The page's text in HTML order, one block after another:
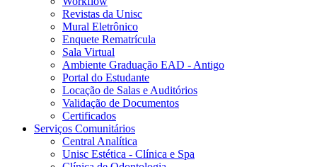
Revistas da Unisc
Mural Eletrônico
Enquete Rematrícula
Sala Virtual
Ambiente Graduação EAD - Antigo
Portal do Estudante
Locação de Salas e Auditórios
Validação de Documentos
Certificados
Serviços Comunitários
Central Analítica
Unisc Estética - Clínica e Spa